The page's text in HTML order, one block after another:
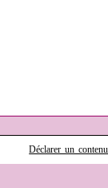
Déclarer un